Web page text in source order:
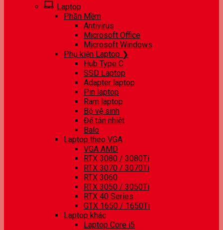
Laptop
Phần Mềm
Antivirus
Microsoft Office
Microsoft Windows
Phụ kiện Laptop ❯
Hub Type C
SSD Laptop
Adapter laptop
Pin laptop
Ram laptop
Bộ vệ sinh
Đế tản nhiệt
Balo
Laptop theo VGA
VGA AMD
RTX 3080 / 3080Ti
RTX 3070 / 3070Ti
RTX 3060
RTX 3050 / 3050Ti
RTX 40 Series
GTX 1650 / 1650Ti
Laptop khác
Laptop Core i5